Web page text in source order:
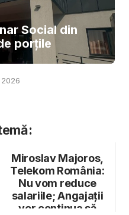
Social din
porțile
Miroslav Majoros,
Telekom România:
Nu vom reduce
salariile; Angajații
vor continua să